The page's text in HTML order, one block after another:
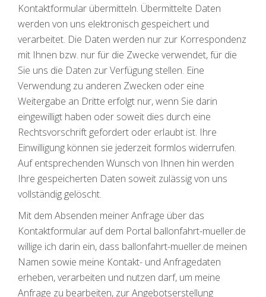
Kontaktformular übermitteln. Übermittelte Daten
werden von uns elektronisch gespeichert und
verarbeitet. Die Daten werden nur zur Korrespondenz
mit Ihnen bzw. nur für die Zwecke verwendet, für die
Sie uns die Daten zur Verfügung stellen. Eine
Verwendung zu anderen Zwecken oder eine
Weitergabe an Dritte erfolgt nur, wenn Sie darin
eingewilligt haben oder soweit dies durch eine
Rechtsvorschrift gefordert oder erlaubt ist. Ihre
Einwilligung können sie jederzeit formlos widerrufen.
Auf entsprechenden Wunsch von Ihnen hin werden
Ihre gespeicherten Daten soweit zulässig von uns
vollständig gelöscht.
Mit dem Absenden meiner Anfrage über das
Kontaktformular auf dem Portal ballonfahrt-mueller.de
willige ich darin ein, dass ballonfahrt-mueller.de meinen
Namen sowie meine Kontakt- und Anfragedaten
erheben, verarbeiten und nutzen darf, um meine
Anfrage zu bearbeiten, zur Angebotserstellung